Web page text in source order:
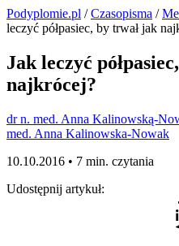
Podyplomie.pl /Czasopisma /
leczyć półpasiec, by trwał jak
Jak leczyć
najkrócej?
dr n. med. Anna Kalinowską-
med. Anna Kalinowska-Nowak
10.10.2016 • 7 min. czytania
Udostępnij artykuł: